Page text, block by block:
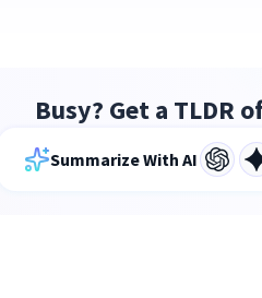
Busy? Get a TLDR
Summarize With AI